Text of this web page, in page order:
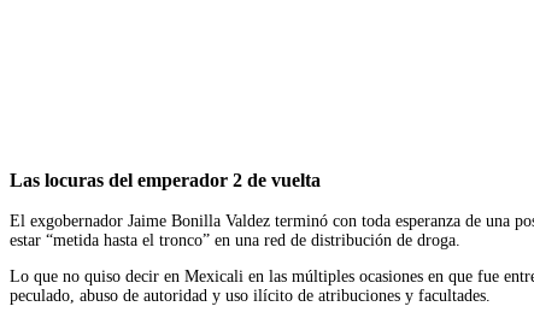
Las locuras del emperador 2 de vuelta
El exgobernador Jaime Bonilla Valdez terminó con toda esperanza de una
estar “metida hasta el tronco” en una red de distribución de droga.
Lo que no quiso decir en Mexicali en las múltiples ocasiones en que fue
peculado, abuso de autoridad y uso ilícito de atribuciones y facultades.